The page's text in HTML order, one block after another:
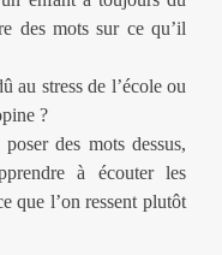
des mots sur ce qu’il
au stress de l’école ou
?
des mots dessus,
à écouter les
que l’on ressent plutôt